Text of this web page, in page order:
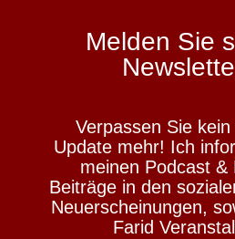
Melden Sie
Verpassen Sie
Update mehr! Ich
meinen Podcast &
Beiträge in den
Neuerscheinungen,
Farid